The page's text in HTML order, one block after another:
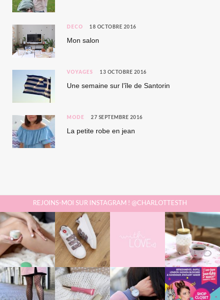
DÉCO 18 OCTOBRE 2016
Mon salon
VOYAGES 13 OCTOBRE 2016
Une semaine sur l’île de Santorin
MODE 27 SEPTEMBRE 2016
La petite robe en jean
REJOINS-MOI SUR INSTAGRAM ! @CHARLOTTESTH